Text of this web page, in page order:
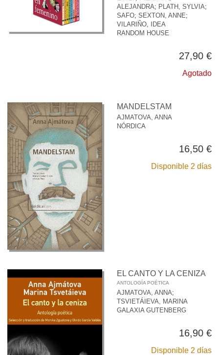
ALEJANDRA; PLATH, SYLVIA;
SAFO; SEXTON, ANNE;
VILARIÑO, IDEA
RANDOM HOUSE
27,90 €
Agotado
MANDELSTAM
AJMATOVA, ANNA
NÓRDICA
16,50 €
Disponible 2 días
EL CANTO Y LA CENIZA
ANTOLOGÍA POÉTICA
AJMATOVA, ANNA;
TSVIETÁIEVA, MARINA
GALAXIA GUTENBERG
16,90 €
Disponible 2 días